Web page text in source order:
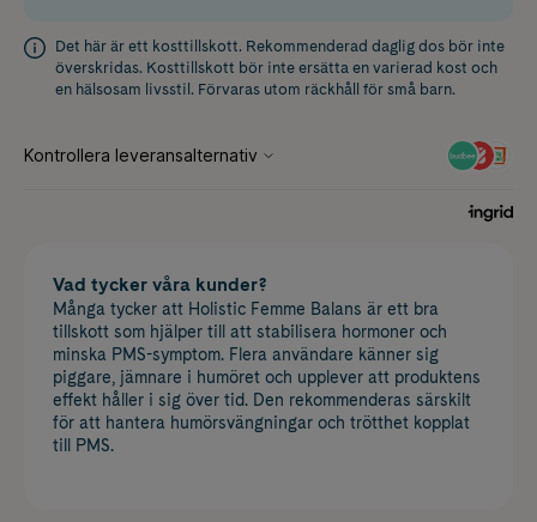
Det här är ett kosttillskott. Rekommenderad daglig dos bör inte
överskridas. Kosttillskott bör inte ersätta en varierad kost och
en hälsosam livsstil. Förvaras utom räckhåll för små barn.
Vad tycker våra kunder?
Många tycker att Holistic Femme Balans är ett bra
tillskott som hjälper till att stabilisera hormoner och
minska PMS-symptom. Flera användare känner sig
piggare, jämnare i humöret och upplever att produktens
effekt håller i sig över tid. Den rekommenderas särskilt
för att hantera humörsvängningar och trötthet kopplat
till PMS.